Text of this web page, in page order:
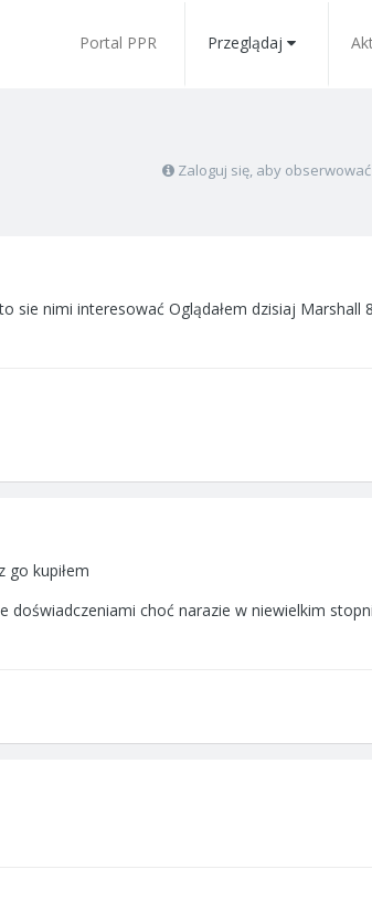
Portal PPR Przeglądaj
Zaloguj się, aby
sie nimi interesować Oglądałem dzisiaj Marshall
go kupiłem
doświadczeniami choć narazie w niewielkim